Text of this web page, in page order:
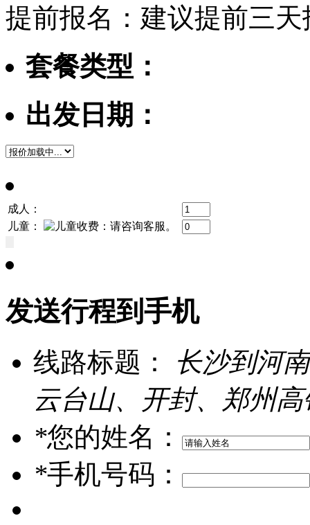
提前报名：建议提前三天
套餐类型：
出发日期：
成人：
儿童：
发送行程到手机
线路标题：
长沙到河
云台山、开封、郑州
*您的姓名：
*手机号码：